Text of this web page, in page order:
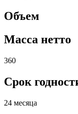
Объем
Масса нетто
360
Срок
24 месяца